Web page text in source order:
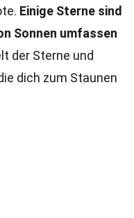
Einige Sterne sind
Sonnen umfassen
der Sterne und
dich zum Staunen